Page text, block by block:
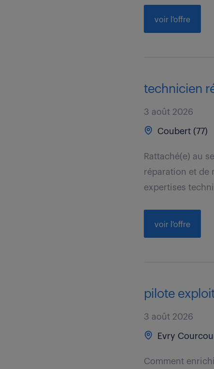
voir l'offre
technicien
3 août 2026
Coubert (77)
Rattaché(e) au
réparation et de
expertises
voir l'offre
pilote
3 août 2026
Evry
Comment